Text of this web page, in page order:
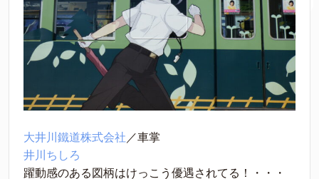
大井川鐵道株式会社 ／車掌
井川ちしろ
躍動感のある図柄はけっこう優遇されてる！・・・